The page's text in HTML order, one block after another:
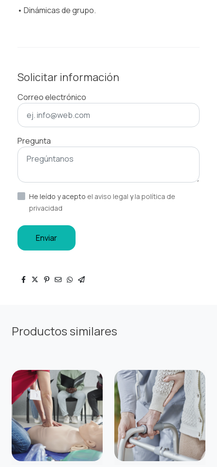
• Dinámicas de grupo.
Solicitar información
Correo electrónico
Pregunta
He leído y acepto el aviso legal yla política de
privacidad
Enviar
Productos similares